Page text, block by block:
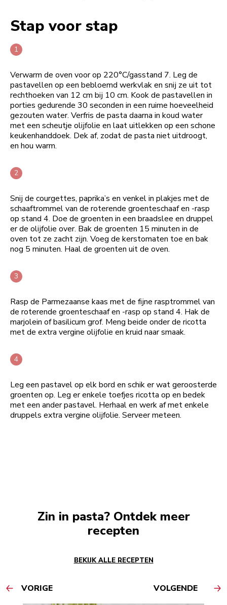
Stap voor stap
Verwarm de oven voor op 220°C/gasstand 7. Leg de
pastavellen op een bebloemd werkvlak en snij ze uit tot
rechthoeken van 12 cm bij 10 cm. Kook de pastavellen in
porties gedurende 30 seconden in een ruime hoeveelheid
gezouten water. Verfris de pasta daarna in koud water
met een scheutje olijfolie en laat uitlekken op een schone
keukenhanddoek. Dek af, zodat de pasta niet uitdroogt,
en hou warm.
Snij de courgettes, paprika’s en venkel in plakjes met de
schaaftrommel van de roterende groenteschaaf en -rasp
op stand 4. Doe de groenten in een braadslee en druppel
er de olijfolie over. Bak de groenten 15 minuten in de
oven tot ze zacht zijn. Voeg de kerstomaten toe en bak
nog 5 minuten. Haal de groenten uit de oven.
Rasp de Parmezaanse kaas met de fijne rasptrommel van
de roterende groenteschaaf en -rasp op stand 4. Hak de
marjolein of basilicum grof. Meng beide onder de ricotta
met de extra vergine olijfolie en kruid naar smaak.
Leg een pastavel op elk bord en schik er wat geroosterde
groenten op. Leg er enkele toefjes ricotta op en bedek
met een ander pastavel. Herhaal en werk af met enkele
druppels extra vergine olijfolie. Serveer meteen.
Zin in pasta? Ontdek meer
recepten
BEKIJK ALLE RECEPTEN
VORIGE VOLGENDE